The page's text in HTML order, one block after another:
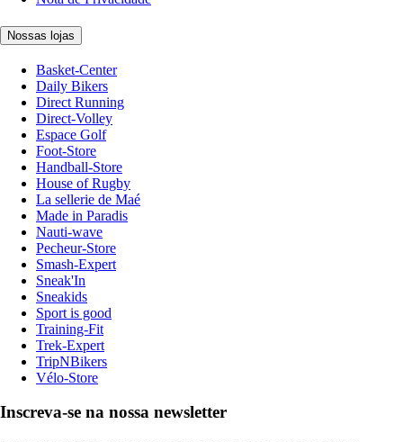
Nossas lojas
Basket-Center
Daily Bikers
Direct Running
Direct-Volley
Espace Golf
Foot-Store
Handball-Store
House of Rugby
La sellerie de Maé
Made in Paradis
Nauti-wave
Pecheur-Store
Smash-Expert
Sneak'In
Sneakids
Sport is good
Training-Fit
Trek-Expert
TripNBikers
Vélo-Store
Inscreva-se na nossa newsletter